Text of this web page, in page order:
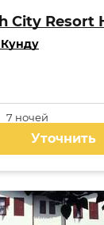
City Resort
7 ночей
Уточнить